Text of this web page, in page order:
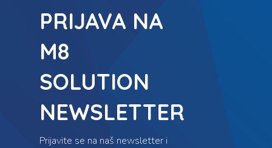
PRIJAVA NA
M8
SOLUTION
NEWSLETTER
Prijavite se na naš newsletter i